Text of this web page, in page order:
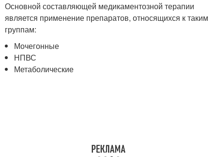
Основной составляющей медикаментозной терапии
является применение препаратов, относящихся к таким
группам:
Мочегонные
НПВС
Метаболические